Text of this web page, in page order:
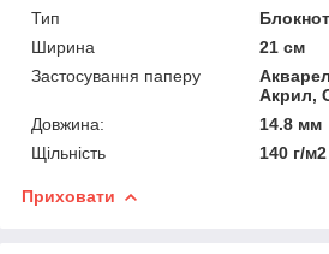
Тип
Ширина
21 см
Застосування паперу
Акрил,
Довжина:
14.8 мм
Щільність
140 г/м2
Приховати